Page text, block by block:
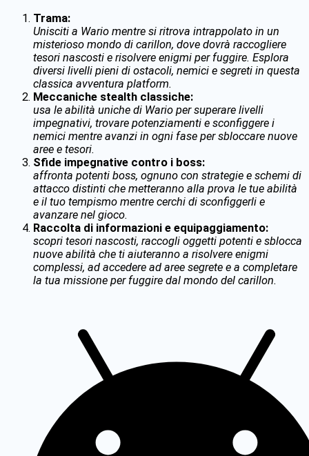
Trama:
Unisciti a Wario mentre si ritrova intrappolato in un
misterioso mondo di carillon, dove dovrà raccogliere
tesori nascosti e risolvere enigmi per fuggire. Esplora
diversi livelli pieni di ostacoli, nemici e segreti in questa
classica avventura platform.
Meccaniche stealth classiche:
usa le abilità uniche di Wario per superare livelli
impegnativi, trovare potenziamenti e sconfiggere i
nemici mentre avanzi in ogni fase per sbloccare nuove
aree e tesori.
Sfide impegnative contro i boss:
affronta potenti boss, ognuno con strategie e schemi di
attacco distinti che metteranno alla prova le tue abilità
e il tuo tempismo mentre cerchi di sconfiggerli e
avanzare nel gioco.
Raccolta di informazioni e equipaggiamento:
scopri tesori nascosti, raccogli oggetti potenti e sblocca
nuove abilità che ti aiuteranno a risolvere enigmi
complessi, ad accedere ad aree segrete e a completare
la tua missione per fuggire dal mondo del carillon.